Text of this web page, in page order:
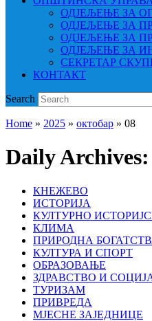
ОДЈЕЉЕЊЕ ЗА
ОДЈЕЉЕЊЕ ЗА
ОДЈЕЉЕЊЕ ЗА
ОДЈЕЉЕЊЕ ЗА
СЕКРЕТАР
КОНТАКТ
Search
Home » 2025 » октобар » 08
Daily Archives:
КНЕЖЕВО
ИСТОРИЈА
КУЛТУРНО
КЛИМА
ПРИРОДНА
КУЛТУРА И СПОРТ
ОБРАЗОВАЊЕ
ЗДРАВСТВО И
ТУРИЗАМ
ПРИВРЕДА
МЈЕСНЕ ЗАЈЕДНИЦЕ